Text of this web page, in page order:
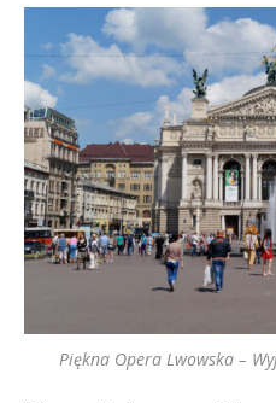
Piękna Opera Lwowska –